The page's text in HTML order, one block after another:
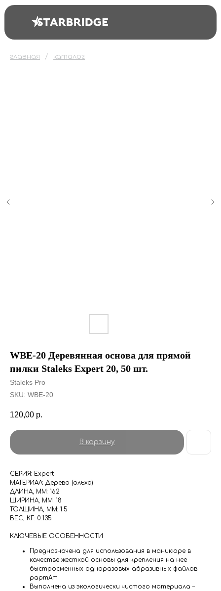
главная каталог
WBE-20 Деревянная основа для прямой
пилки Staleks Expert 20, 50 шт.
Staleks Pro
SKU: WBE-20
120,00 р.
В корзину
СЕРИЯ: Expert
МАТЕРИАЛ: Дерево (ольха)
ДЛИНА, ММ: 162
ШИРИНА, ММ: 18
ТОЛЩИНА, ММ: 1.5
ВЕС, КГ: 0.135
КЛЮЧЕВЫЕ ОСОБЕННОСТИ
Предназначена для использования в маникюре в
качестве жесткой основы для крепления на нее
быстросменных одноразовых абразивных файлов
papmAm
Выполнена из экологически чистого материала –